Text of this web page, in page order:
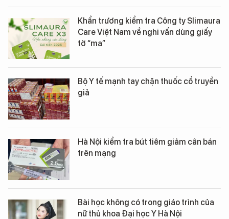
Khẩn trương kiểm tra Công ty Slimaura
Care Việt Nam về nghi vấn dùng giấy
tờ “ma”
Bộ Y tế mạnh tay chặn thuốc cổ truyền
giả
Hà Nội kiểm tra bút tiêm giảm cân bán
trên mạng
Bài học không có trong giáo trình của
nữ thủ khoa Đại học Y Hà Nội